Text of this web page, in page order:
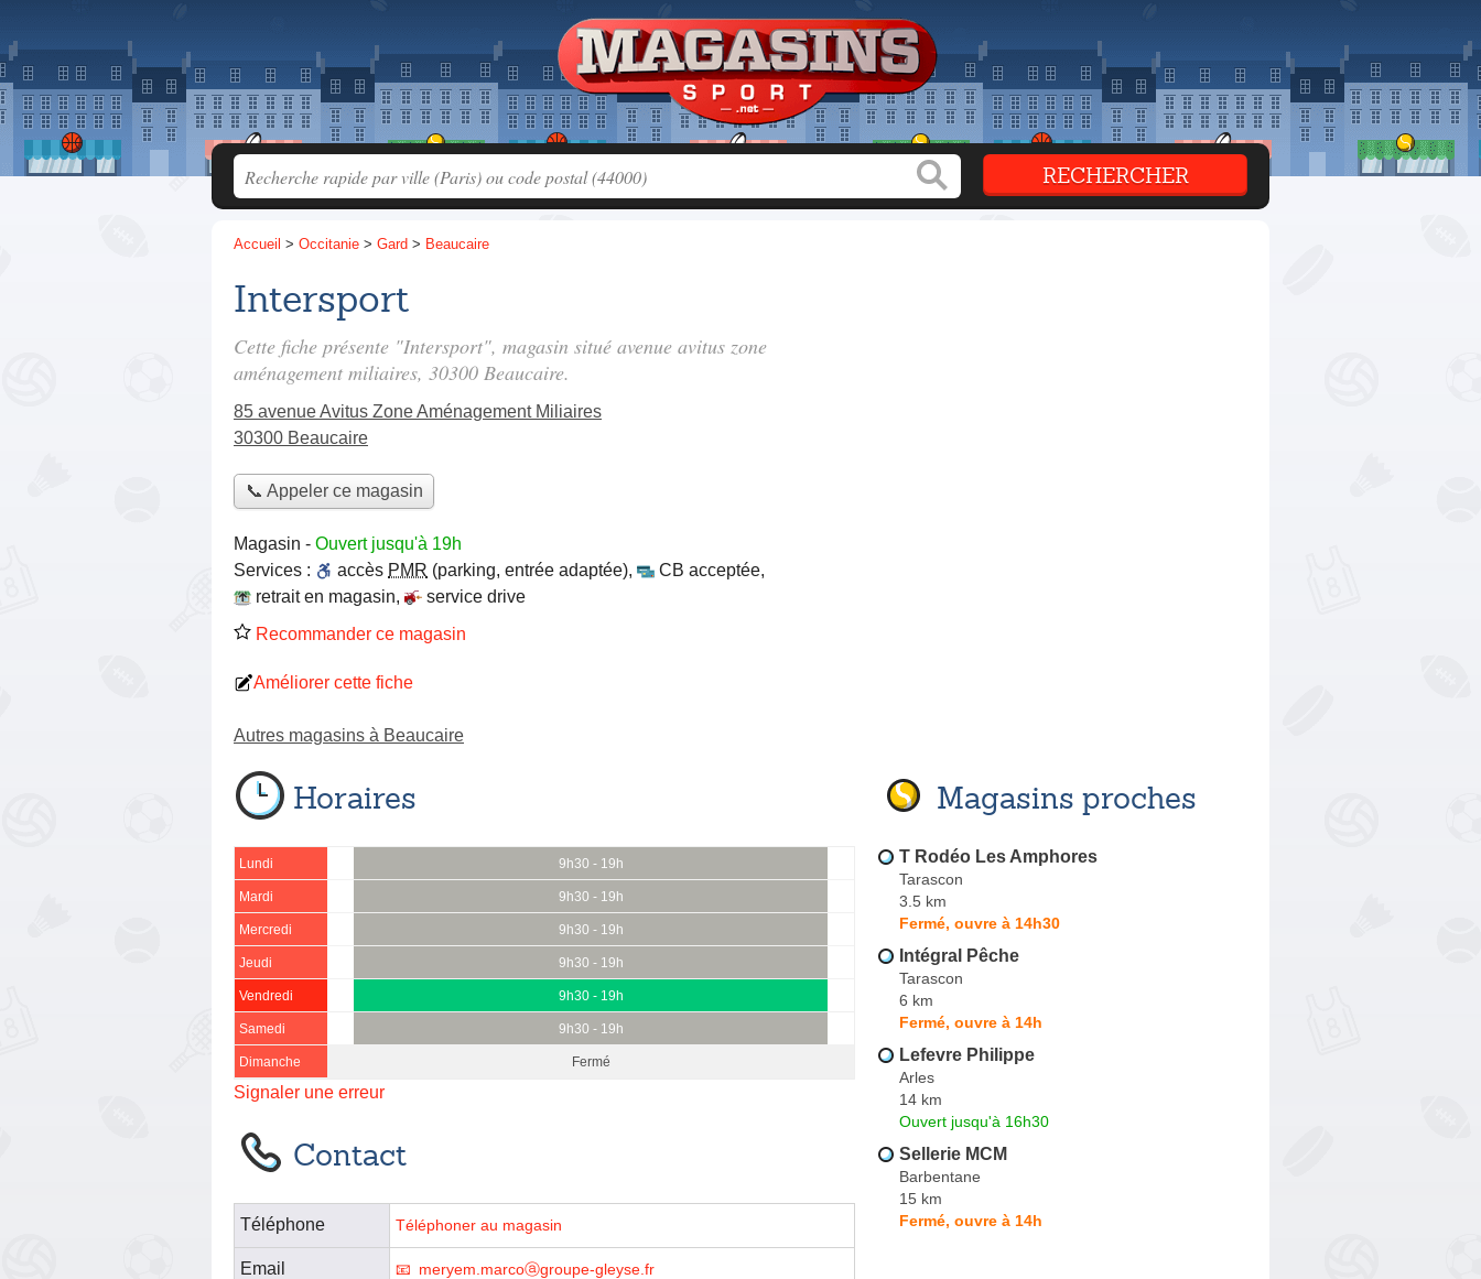
Accueil > Occitanie > Gard > Beaucaire
Intersport
Cette fiche présente "Intersport", magasin situé avenue avitus zone
aménagement miliaires, 30300 Beaucaire.
85 avenue Avitus Zone Aménagement Miliaires
30300 Beaucaire
📞 Appeler ce magasin
Magasin - Ouvert jusqu'à 19h
Services :
accès PMR (parking, entrée adaptée), CB acceptée,
retrait en magasin,
service drive
Recommander ce magasin
Améliorer cette fiche
Autres magasins à Beaucaire
Horaires
Lundi 9h30 - 19h
Mardi 9h30 - 19h
Mercredi 9h30 - 19h
Jeudi 9h30 - 19h
Vendredi 9h30 - 19h
Samedi 9h30 - 19h
Dimanche Fermé
Signaler une erreur
Contact
Téléphone Téléphoner au magasin
Email meryem.marcoⓐgroupe-gleyse.fr
Magasins proches
T Rodéo Les Amphores
Tarascon
3.5 km
Fermé, ouvre à 14h30
Intégral Pêche
Tarascon
6 km
Fermé, ouvre à 14h
Lefevre Philippe
Arles
14 km
Ouvert jusqu'à 16h30
Sellerie MCM
Barbentane
15 km
Fermé, ouvre à 14h